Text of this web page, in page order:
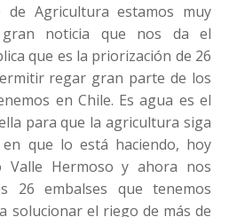
de Agricultura estamos muy
noticia que nos da el
que es la priorización de 26
regar gran parte de los
en Chile. Es agua es el
para que la agricultura siga
que lo está haciendo, hoy
Valle Hermoso y ahora nos
embalses que tenemos
solucionar el riego de más de